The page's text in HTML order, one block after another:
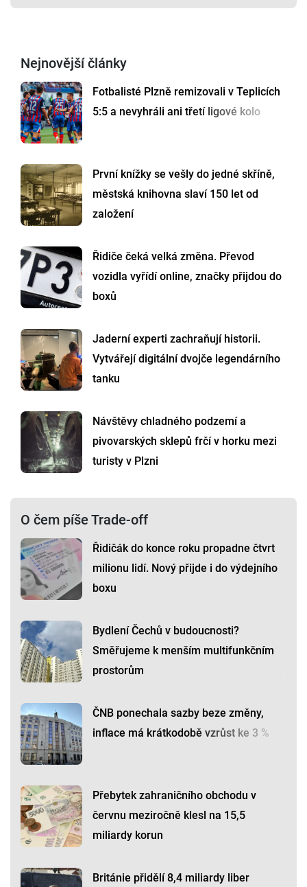
Nejnovější články
Fotbalisté Plzně remizovali v Teplicích
5:5 a nevyhráli ani třetí ligové kolo
První knížky se vešly do jedné skříně,
městská knihovna slaví 150 let od
založení
Řidiče čeká velká změna. Převod
vozidla vyřídí online, značky přijdou do
boxů
Jaderní experti zachraňují historii.
Vytvářejí digitální dvojče legendárního
tanku
Návštěvy chladného podzemí a
pivovarských sklepů frčí v horku mezi
turisty v Plzni
O čem píše Trade-off
Řidičák do konce roku propadne čtvrt
milionu lidí. Nový přijde i do výdejního
boxu
Bydlení Čechů v budoucnosti?
Směřujeme k menším multifunkčním
prostorům
ČNB ponechala sazby beze změny,
inflace má krátkodobě vzrůst ke 3 %
Přebytek zahraničního obchodu v
červnu meziročně klesl na 15,5
miliardy korun
Británie přidělí 8,4 miliardy liber